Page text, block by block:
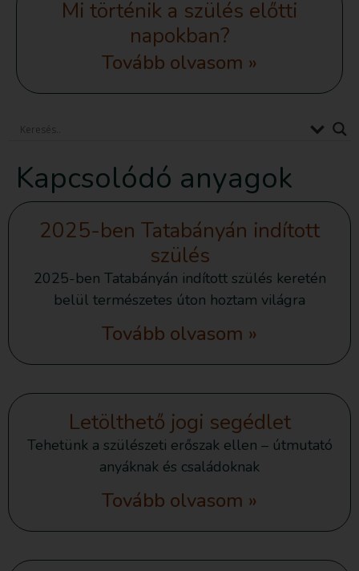
Mi történik a szülés előtti
napokban?
Tovább olvasom »
Kapcsolódó anyagok
2025-ben Tatabányán indított
szülés
2025-ben Tatabányán indított szülés keretén
belül természetes úton hoztam világra
Tovább olvasom »
Letölthető jogi segédlet
Tehetünk a szülészeti erőszak ellen – útmutató
anyáknak és családoknak
Tovább olvasom »